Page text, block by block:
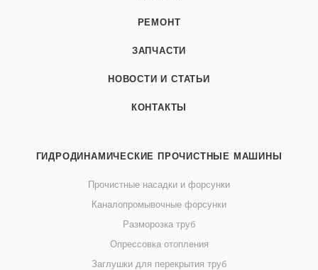
РЕМОНТ
ЗАПЧАСТИ
НОВОСТИ И СТАТЬИ
КОНТАКТЫ
ГИДРОДИНАМИЧЕСКИЕ ПРОЧИСТНЫЕ МАШИНЫ
Прочистные насадки и форсунки
Каналопромывочные форсунки
Разморозка труб
Опрессовка отопления
Заглушки для перекрытия труб